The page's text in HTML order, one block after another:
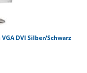
DVI Silber/Schwarz